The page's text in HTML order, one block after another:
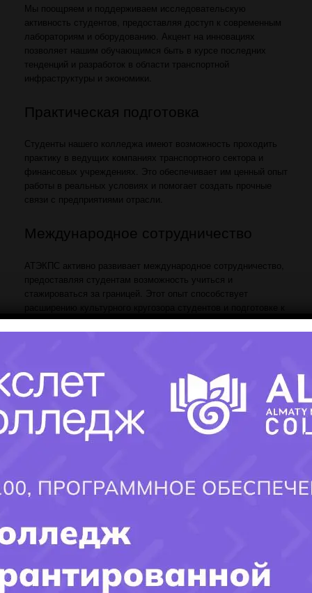
Мы поощряем и поддерживаем исследовательскую
активность студентов, предоставляя доступ к современным
лабораториям и оборудованию. Акцент на инновациях
позволяет нашим обучающимся быть в курсе последних
тенденций и разработок в области транспортной
инфраструктуры и экономики.
Практическая подготовка
Студенты нашего колледжа имеют возможность проходить
практику в ведущих компаниях транспортного сектора и
финансовых учреждениях. Это обеспечивает им ценный опыт
работы в реальных условиях и помогает создать прочные
связи с предприятиями отрасли.
Международное сотрудничество
АТЭКПС активно развивает международное сотрудничество,
предоставляя студентам возможность учиться и
стажироваться за границей. Этот опыт способствует
международным вызовам и возможностям.
Технико-экономический колледж при Казахском
университете путей сообщения (АТЭКПС) стремится
предоставить студентам не только технические навыки, но и
глубокое понимание экономических аспектов в сфере
транспорта. Наша миссия - подготовить квалифицированных
отрасли.
Заполните форму и получите ответ
на интересующий ВАС вопрос!!!
×